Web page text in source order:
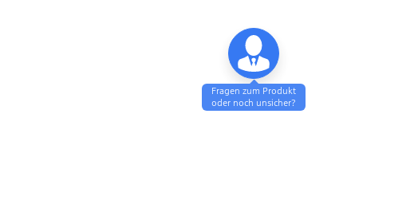
Fragen zum Produkt
oder noch unsicher?